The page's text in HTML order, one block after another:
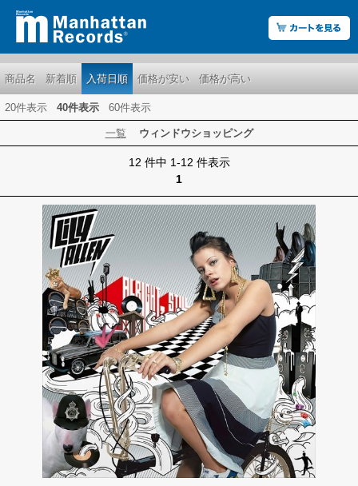
商品名 新着順 入荷日順 価格が安い 価格が高い
20件表示 40件表示 60件表示
一覧 ウィンドウショッピング
12 件中 1-12 件表示
1